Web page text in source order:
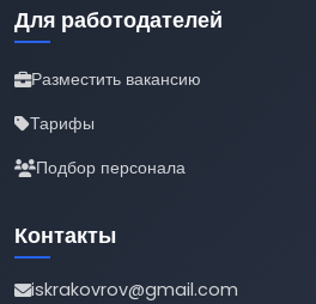
Для работодателей
Разместить вакансию
Тарифы
Подбор персонала
Контакты
iskrakovrov@gmail.com